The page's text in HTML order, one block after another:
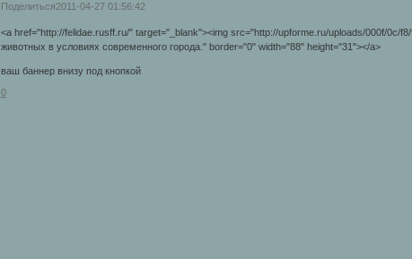
Поделиться2011-04-27 01:56:42
<a href="http://felidae.rusff.ru/" target="_blank"><img src="http://upforme.ru/uploads/000f/0c/
животных в условиях современного города." border="0" width="88" height="31"></a>
ваш баннер внизу под кнопкой
0